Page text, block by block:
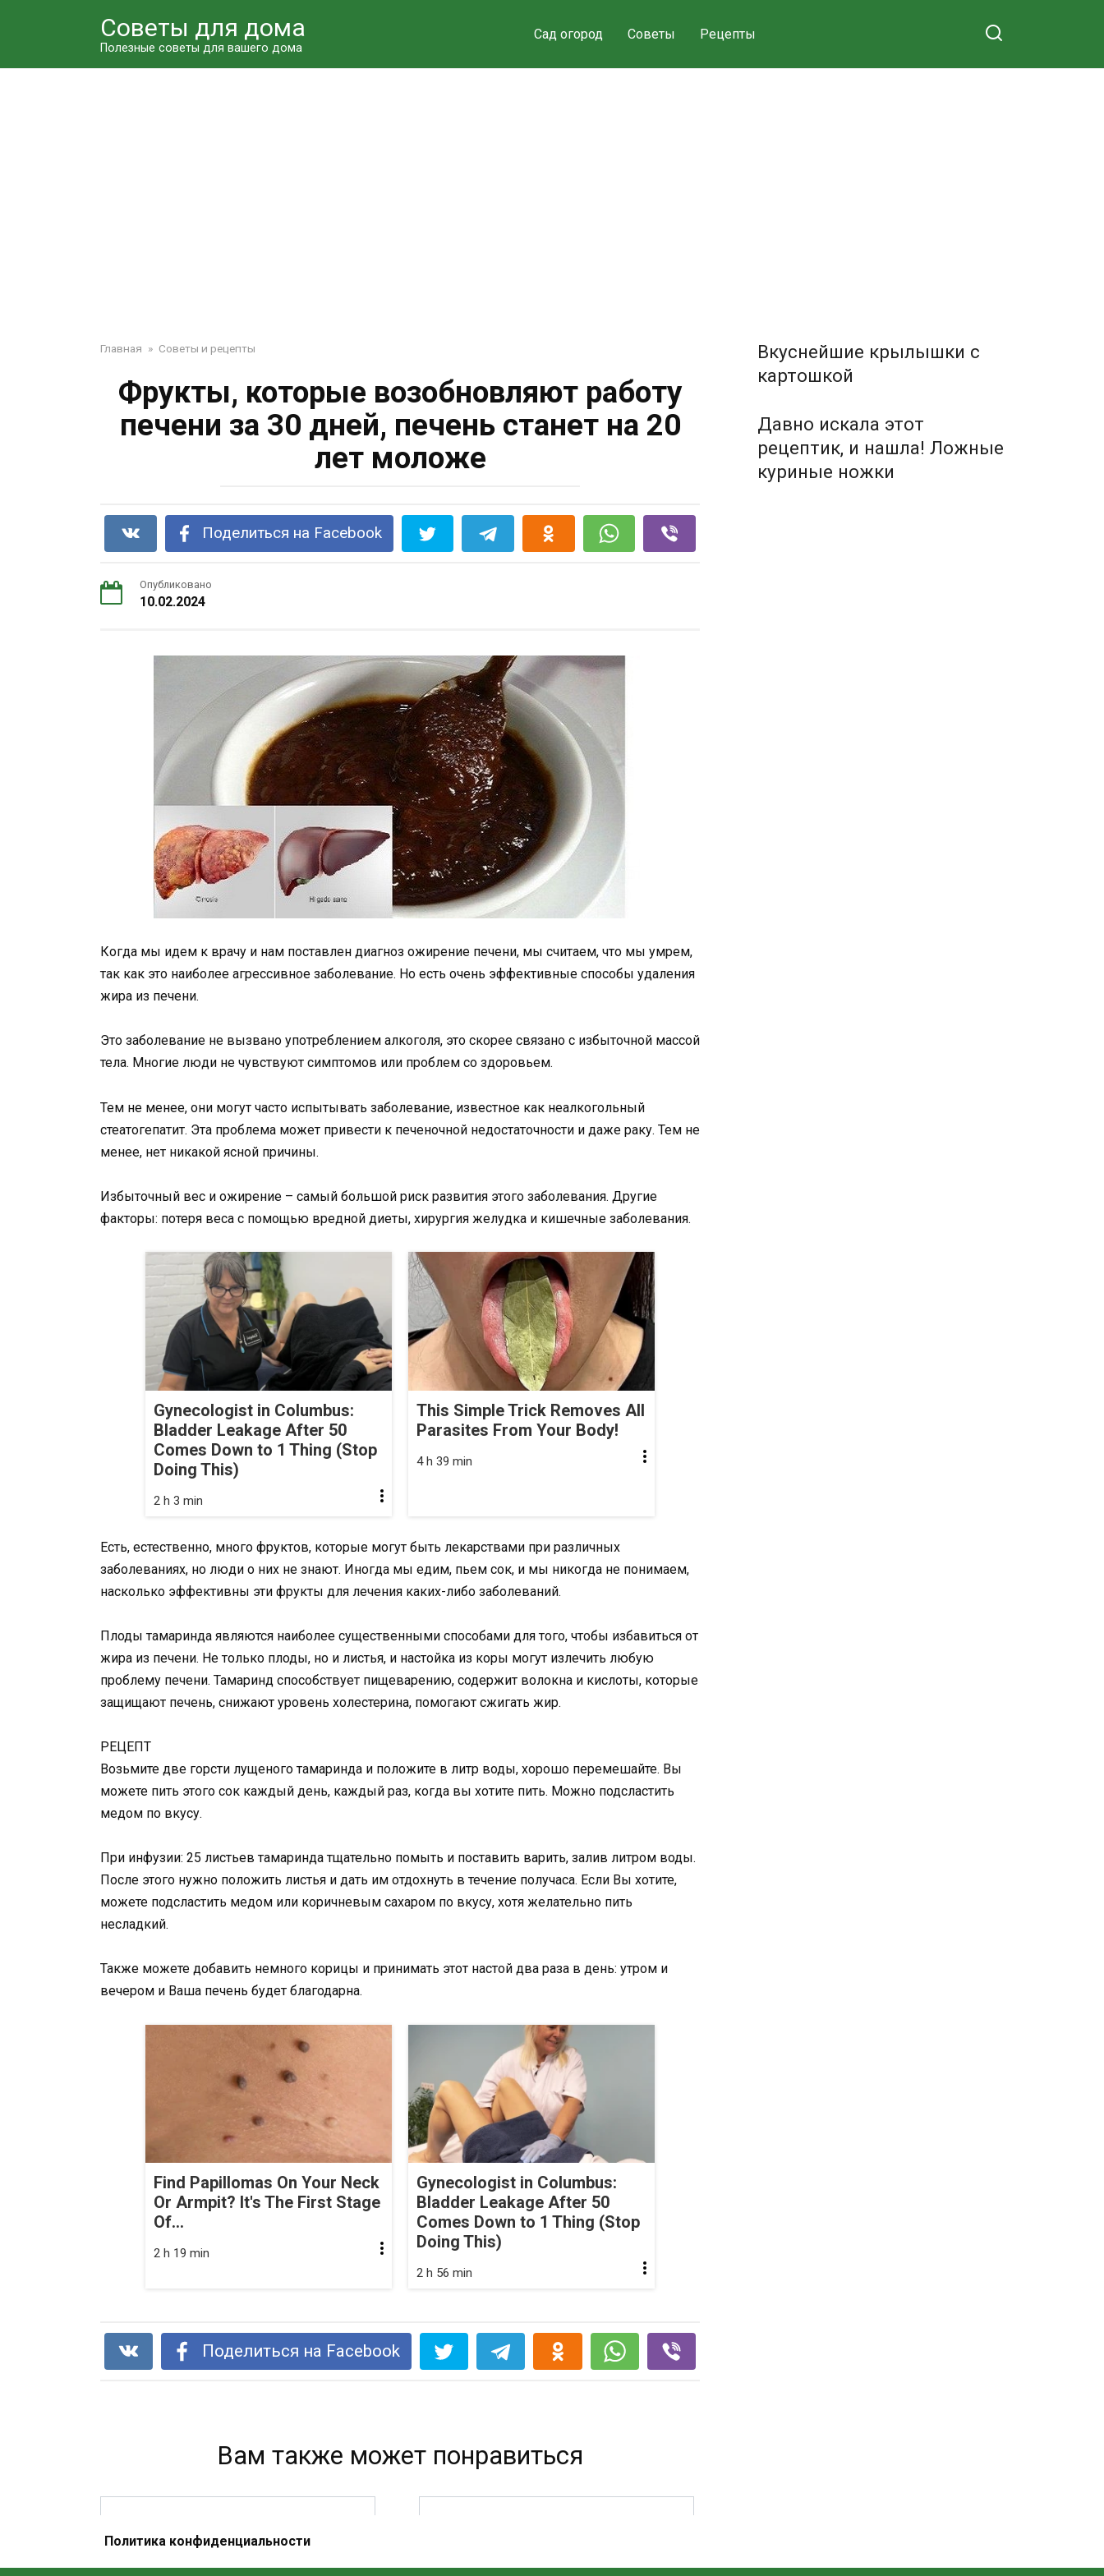
Советы для дома
Полезные советы для вашего дома
Сад огород Советы Рецепты
Главная » Советы и рецепты
Фрукты, которые возобновляют работу
печени за 30 дней, печень станет на 20
лет моложе
Поделиться на Facebook
Опубликовано
10.02.2024
Когда мы идем к врачу и нам поставлен диагноз ожирение печени, мы считаем, что мы умрем,
так как это наиболее агрессивное заболевание. Но есть очень эффективные способы удаления
жира из печени.
Это заболевание не вызвано употреблением алкоголя, это скорее связано с избыточной массой
тела. Многие люди не чувствуют симптомов или проблем со здоровьем.
Тем не менее, они могут часто испытывать заболевание, известное как неалкогольный
стеатогепатит. Эта проблема может привести к печеночной недостаточности и даже раку. Тем не
менее, нет никакой ясной причины.
Избыточный вес и ожирение – самый большой риск развития этого заболевания. Другие
факторы: потеря веса с помощью вредной диеты, хирургия желудка и кишечные заболевания.
Gynecologist in Columbus:
Bladder Leakage After 50
Comes Down to 1 Thing (Stop
Doing This)
2 h 3 min
This Simple Trick Removes All
Parasites From Your Body!
4 h 39 min
Есть, естественно, много фруктов, которые могут быть лекарствами при различных
заболеваниях, но люди о них не знают. Иногда мы едим, пьем сок, и мы никогда не понимаем,
насколько эффективны эти фрукты для лечения каких-либо заболеваний.
Плоды тамаринда являются наиболее существенными способами для того, чтобы избавиться от
жира из печени. Не только плоды, но и листья, и настойка из коры могут излечить любую
проблему печени. Тамаринд способствует пищеварению, содержит волокна и кислоты, которые
защищают печень, снижают уровень холестерина, помогают сжигать жир.
РЕЦЕПТ
Возьмите две горсти лущеного тамаринда и положите в литр воды, хорошо перемешайте. Вы
можете пить этого сок каждый день, каждый раз, когда вы хотите пить. Можно подсластить
медом по вкусу.
При инфузии: 25 листьев тамаринда тщательно помыть и поставить варить, залив литром воды.
После этого нужно положить листья и дать им отдохнуть в течение получаса. Если Вы хотите,
можете подсластить медом или коричневым сахаром по вкусу, хотя желательно пить
несладкий.
Также можете добавить немного корицы и принимать этот настой два раза в день: утром и
вечером и Ваша печень будет благодарна.
Find Papillomas On Your Neck
Or Armpit? It's The First Stage
Of...
2 h 19 min
Gynecologist in Columbus:
Bladder Leakage After 50
Comes Down to 1 Thing (Stop
Doing This)
2 h 56 min
Поделиться на Facebook
Вам также может понравиться
Ученые доказали: шеллак опасен
Вкуснейшие крылышки с
картошкой
Давно искала этот
рецептик, и нашла! Ложные
куриные ножки
Политика конфиденциальности